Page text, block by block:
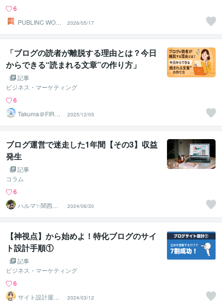
6
PUBLINC WOR
ト
2026/05/17
「ブログの読者が離脱する理由とは？今日
からできる“読まれる文章”の作り方」
記事
ビジネス・マーケティング
6
Takuma＠FIRE
2025/12/05
ブログ運営で迷走した1年間【その3】収益
発生
記事
コラム
6
ハルマ✨関西の
傾聴マスター
2024/06/30
【神視点】から始めよ！特化ブログのサイ
ト設計手順①
記事
ビジネス・マーケティング
6
サイト設計屋
【あれべる】
2024/03/12